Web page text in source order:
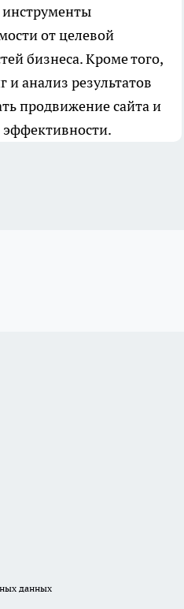
инструменты
от целевой
бизнеса. Кроме того,
анализ результатов
продвижение сайта и
данных